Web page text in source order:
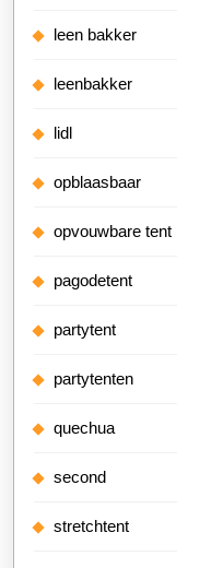
leen bakker
leenbakker
lidl
opblaasbaar
opvouwbare tent
pagodetent
partytent
partytenten
quechua
second
stretchtent